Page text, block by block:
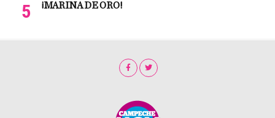
¡MARINA DE ORO!